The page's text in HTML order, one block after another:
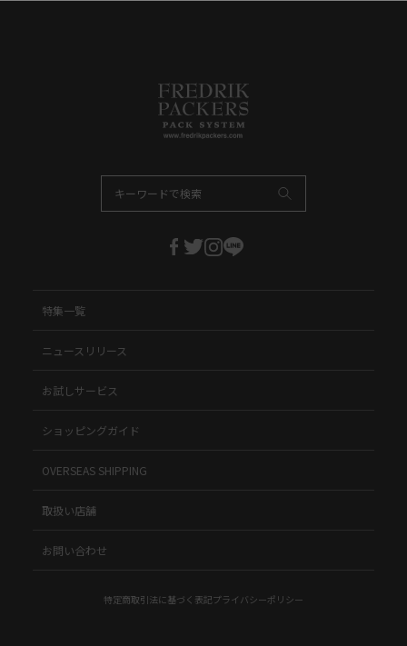
特集一覧
ニュースリリース
お試しサービス
ショッピングガイド
OVERSEAS SHIPPING
取扱い店舗
お問い合わせ
特定商取引法に基づく表記プライバシーポリシー